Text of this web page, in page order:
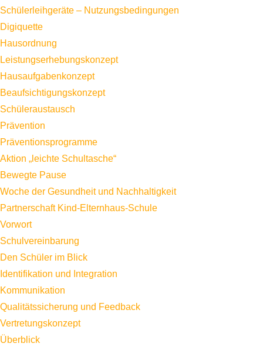
Schülerleihgeräte – Nutzungsbedingungen
Digiquette
Hausordnung
Leistungserhebungskonzept
Hausaufgabenkonzept
Beaufsichtigungskonzept
Schüleraustausch
Prävention
Präventionsprogramme
Aktion „leichte Schultasche“
Bewegte Pause
Woche der Gesundheit und Nachhaltigkeit
Partnerschaft Kind-Elternhaus-Schule
Vorwort
Schulvereinbarung
Den Schüler im Blick
Identifikation und Integration
Kommunikation
Qualitätssicherung und Feedback
Vertretungskonzept
Überblick